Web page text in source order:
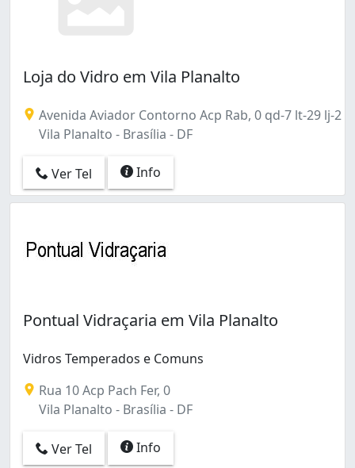
Loja do Vidro em Vila Planalto
Avenida Aviador Contorno Acp Rab, 0 qd-7 lt-29 lj-2
Vila Planalto - Brasília - DF
Ver Tel Info
Pontual Vidraçaria em Vila Planalto
Vidros Temperados e Comuns
Rua 10 Acp Pach Fer, 0
Vila Planalto - Brasília - DF
Ver Tel Info